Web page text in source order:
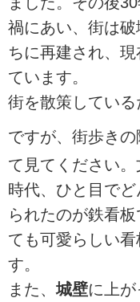
禍にあい、街は
ちに再建され、
ています。
街を散策してい
ですが、街歩き
て見てください
時代、ひと目で
られたのが鉄看
ても可愛らしい
す。
また、城壁に上が